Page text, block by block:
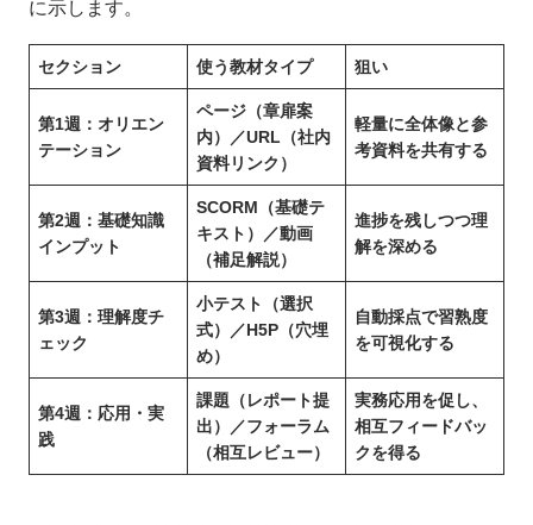
に示します。
セクション 使う教材タイプ 狙い
第1週：オリエン
テーション
ページ（章扉案
内）／URL（社内
資料リンク）
軽量に全体像と参
考資料を共有する
第2週：基礎知識
インプット
SCORM（基礎テ
キスト）／動画
（補足解説）
進捗を残しつつ理
解を深める
第3週：理解度チ
ェック
小テスト（選択
式）／H5P（穴埋
め）
自動採点で習熟度
を可視化する
第4週：応用・実
践
課題（レポート提
出）／フォーラム
（相互レビュー）
実務応用を促し、
相互フィードバッ
クを得る